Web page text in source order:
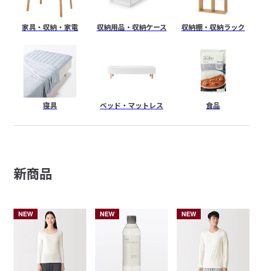
家具・収納・家電 収納用品・ 収納ケース 収納棚・ 収納ラック
寝具 ベッド・ マットレス 食品
新商品
NEW NEW NEW